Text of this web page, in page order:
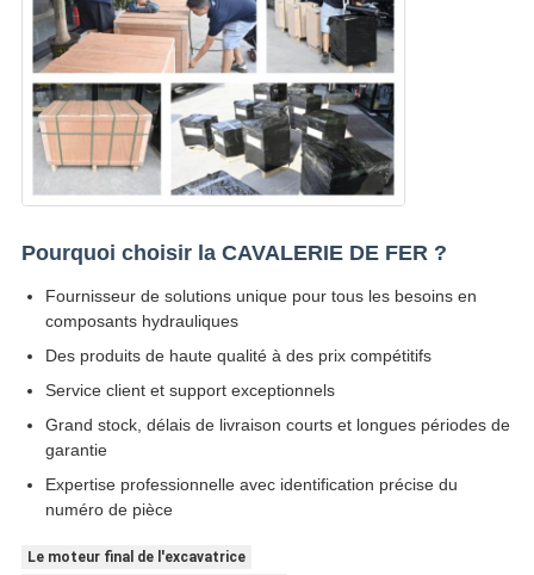
Pourquoi choisir la CAVALERIE DE FER ?
Fournisseur de solutions unique pour tous les besoins en
composants hydrauliques
Des produits de haute qualité à des prix compétitifs
Service client et support exceptionnels
Grand stock, délais de livraison courts et longues périodes de
garantie
Expertise professionnelle avec identification précise du
numéro de pièce
Le moteur final de l'excavatrice